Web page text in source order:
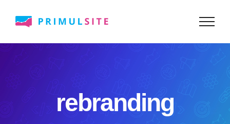
content
rebranding